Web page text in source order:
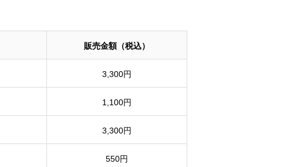
販売金額（税込）
3,300円
1,100円
3,300円
550円